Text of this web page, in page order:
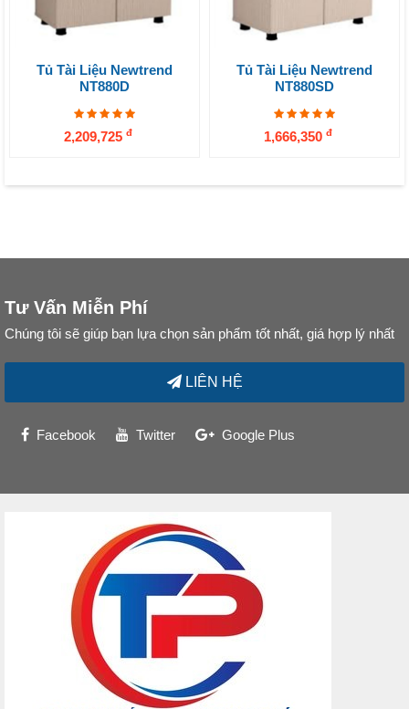
Tủ Tài Liệu Newtrend
NT880D
2,209,725 đ
Tủ Tài Liệu Newtrend
NT880SD
1,666,350 đ
Tư Vấn Miễn Phí
Chúng tôi sẽ giúp bạn lựa chọn sản phẩm tốt nhất, giá hợp lý nhất
LIÊN HỆ
Facebook Twitter Google Plus